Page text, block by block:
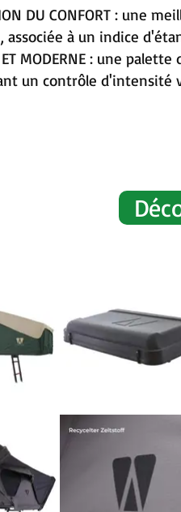
DU CONFORT : une
associée à un indice
ET MODERNE : une
un contrôle d'intensité